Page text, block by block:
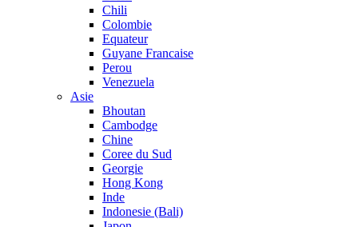
Chili
Colombie
Equateur
Guyane Francaise
Perou
Venezuela
Asie
Bhoutan
Cambodge
Chine
Coree du Sud
Georgie
Hong Kong
Inde
Indonesie (Bali)